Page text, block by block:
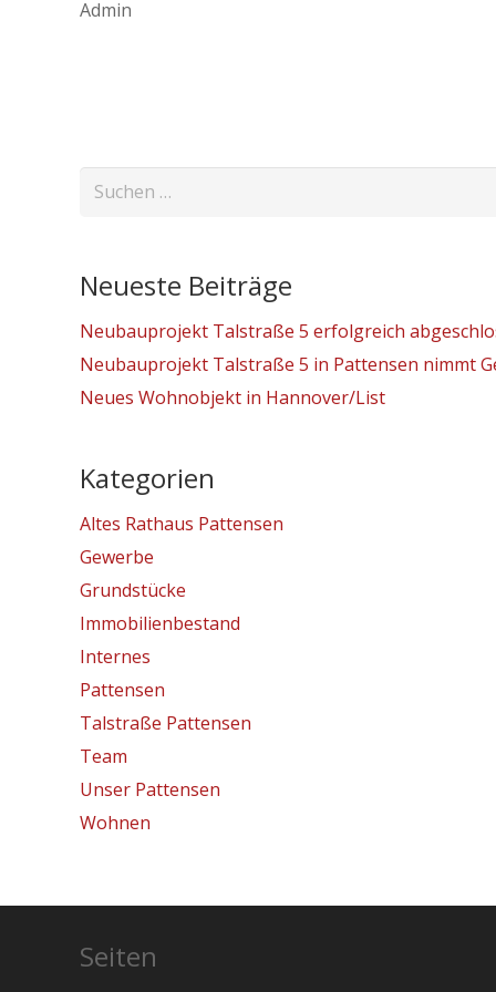
Admin
Suchen
Neueste Beiträge
Neubauprojekt Talstraße 5 erfolgreich
Neubauprojekt Talstraße 5 in Pattensen nimmt
Neues Wohnobjekt in Hannover/List
Kategorien
Altes Rathaus Pattensen
Gewerbe
Grundstücke
Immobilienbestand
Internes
Pattensen
Talstraße Pattensen
Team
Unser Pattensen
Wohnen
Seiten